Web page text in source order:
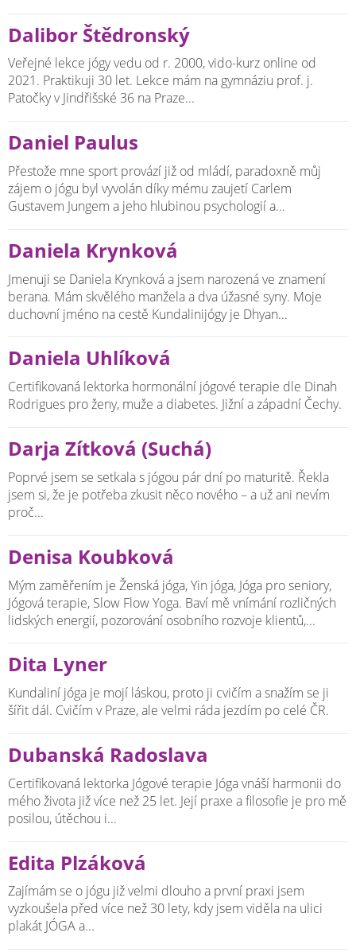
Dalibor Štědronský
Veřejné lekce jógy vedu od r. 2000, vido-kurz online od
2021. Praktikuji 30 let. Lekce mám na gymnáziu prof. j.
Patočky v Jindřišské 36 na Praze...
Daniel Paulus
Přestože mne sport provází již od mládí, paradoxně můj
zájem o jógu byl vyvolán díky mému zaujetí Carlem
Gustavem Jungem a jeho hlubinou psychologií a...
Daniela Krynková
Jmenuji se Daniela Krynková a jsem narozená ve znamení
berana. Mám skvělého manžela a dva úžasné syny. Moje
duchovní jméno na cestě Kundalinijógy je Dhyan...
Daniela Uhlíková
Certifikovaná lektorka hormonální jógové terapie dle Dinah
Rodrigues pro ženy, muže a diabetes. Jižní a západní Čechy.
Darja Zítková (Suchá)
Poprvé jsem se setkala s jógou pár dní po maturitě. Řekla
jsem si, že je potřeba zkusit něco nového – a už ani nevím
proč...
Denisa Koubková
Mým zaměřením je Ženská jóga, Yin jóga, Jóga pro seniory,
Jógová terapie, Slow Flow Yoga. Baví mě vnímání rozličných
lidských energií, pozorování osobního rozvoje klientů,...
Dita Lyner
Kundaliní jóga je mojí láskou, proto ji cvičím a snažím se ji
šířit dál. Cvičím v Praze, ale velmi ráda jezdím po celé ČR.
Dubanská Radoslava
Certifikovaná lektorka Jógové terapie Jóga vnáší harmonii do
mého života již více než 25 let. Její praxe a filosofie je pro mě
posilou, útěchou i...
Edita Plzáková
Zajímám se o jógu již velmi dlouho a první praxi jsem
vyzkoušela před více než 30 lety, kdy jsem viděla na ulici
plakát JÓGA a...